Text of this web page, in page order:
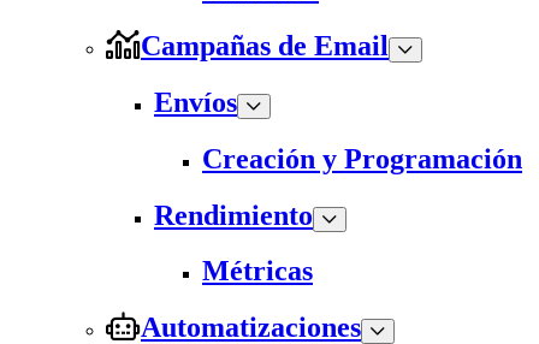
Campañas de Email
Envíos
Creación y Programación
Rendimiento
Métricas
Automatizaciones